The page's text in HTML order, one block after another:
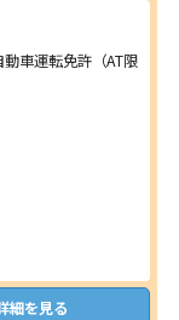
車運転免許（AT限
細を見る